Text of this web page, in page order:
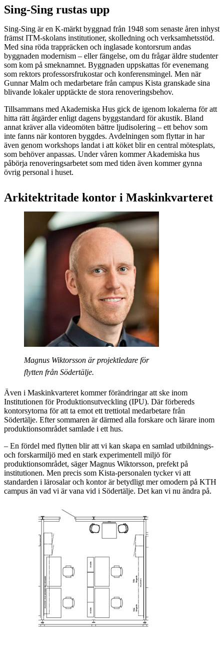
Sing-Sing rustas upp
Sing-Sing är en K-märkt byggnad från 1948 som senaste åren inhyst
främst ITM-skolans institutioner, skolledning och verksamhetsstöd.
Med sina röda trappräcken och inglasade kontorsrum andas
byggnaden modernism – eller fängelse, om du frågar äldre studenter
som kom på smeknamnet. Byggnaden uppskattas för evenemang
som rektors professorsfrukostar och konferensmingel. Men när
Gunnar Malm och medarbetare från campus Kista granskade sina
blivande lokaler upptäckte de stora renoveringsbehov.
Tillsammans med Akademiska Hus gick de igenom lokalerna för att
hitta rätt åtgärder enligt dagens byggstandard för akustik. Bland
annat kräver alla videomöten bättre ljudisolering – ett behov som
inte fanns när kontoren byggdes. Avdelningen som flyttar in har
även genom workshops landat i att köket blir en central mötesplats,
som behöver anpassas. Under våren kommer Akademiska hus
påbörja renoveringsarbetet som med tiden även kommer gynna
övrig personal i huset.
Arkitektritade kontor i Maskinkvarteret
Magnus Wiktorsson är projektledare för
flytten från Södertälje.
Även i Maskinkvarteret kommer förändringar att ske inom
Institutionen för Produktionsutveckling (IPU). Där förbereds
kontorsytorna för att ta emot ett trettiotal medarbetare från
Södertälje. Efter sommaren är därmed alla forskare och lärare inom
produktionsområdet samlade i ett hus.
– En fördel med flytten blir att vi kan skapa en samlad utbildnings-
och forskarmiljö med en stark experimentell miljö för
produktionsområdet, säger Magnus Wiktorsson, prefekt på
institutionen. Men precis som Kista-personalen tycker vi att
standarden i lärosalar och kontor är betydligt mer omodern på KTH
campus än vad vi är vana vid i Södertälje. Det kan vi nu ändra på.